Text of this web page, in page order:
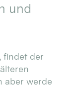
und
findet der
aber werde